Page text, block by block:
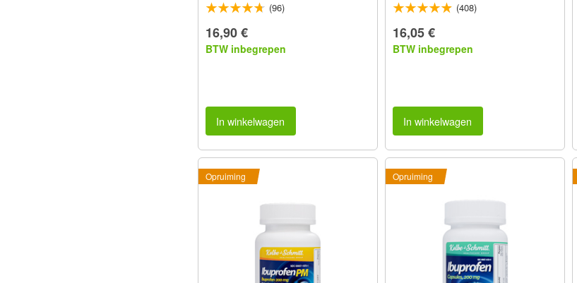
(96)
16,90 €
BTW inbegrepen
In winkelwagen
(408)
16,05 €
BTW inbegrepen
In winkelwagen
Opruiming Opruiming